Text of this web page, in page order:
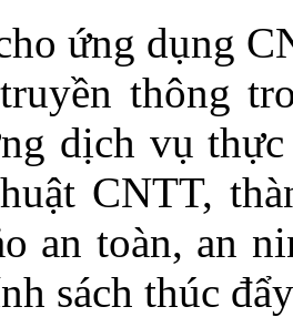
ứng dụng
thông
dịch vụ
CNTT,
an toàn, an
sách thúc